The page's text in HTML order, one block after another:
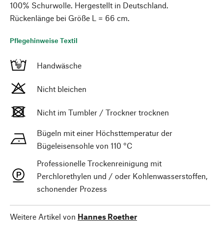
100% Schurwolle. Hergestellt in Deutschland.
Rückenlänge bei Größe L = 66 cm.
Pflegehinweise Textil
Handwäsche
Nicht bleichen
Nicht im Tumbler / Trockner trocknen
Bügeln mit einer Höchsttemperatur der
Bügeleisensohle von 110 °C
Professionelle Trockenreinigung mit
Perchlorethylen und / oder Kohlenwasserstoffen,
schonender Prozess
Weitere Artikel von Hannes Roether